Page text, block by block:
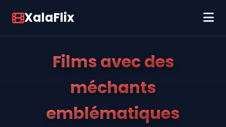
XalaFlix
Films avec des
méchants
emblématiques